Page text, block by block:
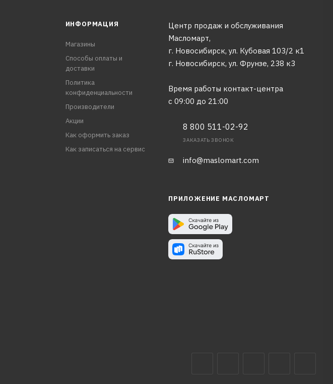
ИНФОРМАЦИЯ
Магазины
Способы оплаты и
доставки
Политика
конфиденциальности
Производители
Акции
Как оформить заказ
Как записаться на сервис
Центр продаж и обслуживания
Масломарт,
г. Новосибирск, ул. Кубовая 103/2 к1
г. Новосибирск, ​ул. Фрунзе, 238 к3
Время работы контакт-центра
с 09:00 до 21:00
8 800 511-02-92
ЗАКАЗАТЬ ЗВОНОК
info@maslomart.com
ПРИЛОЖЕНИЕ МАСЛОМАРТ